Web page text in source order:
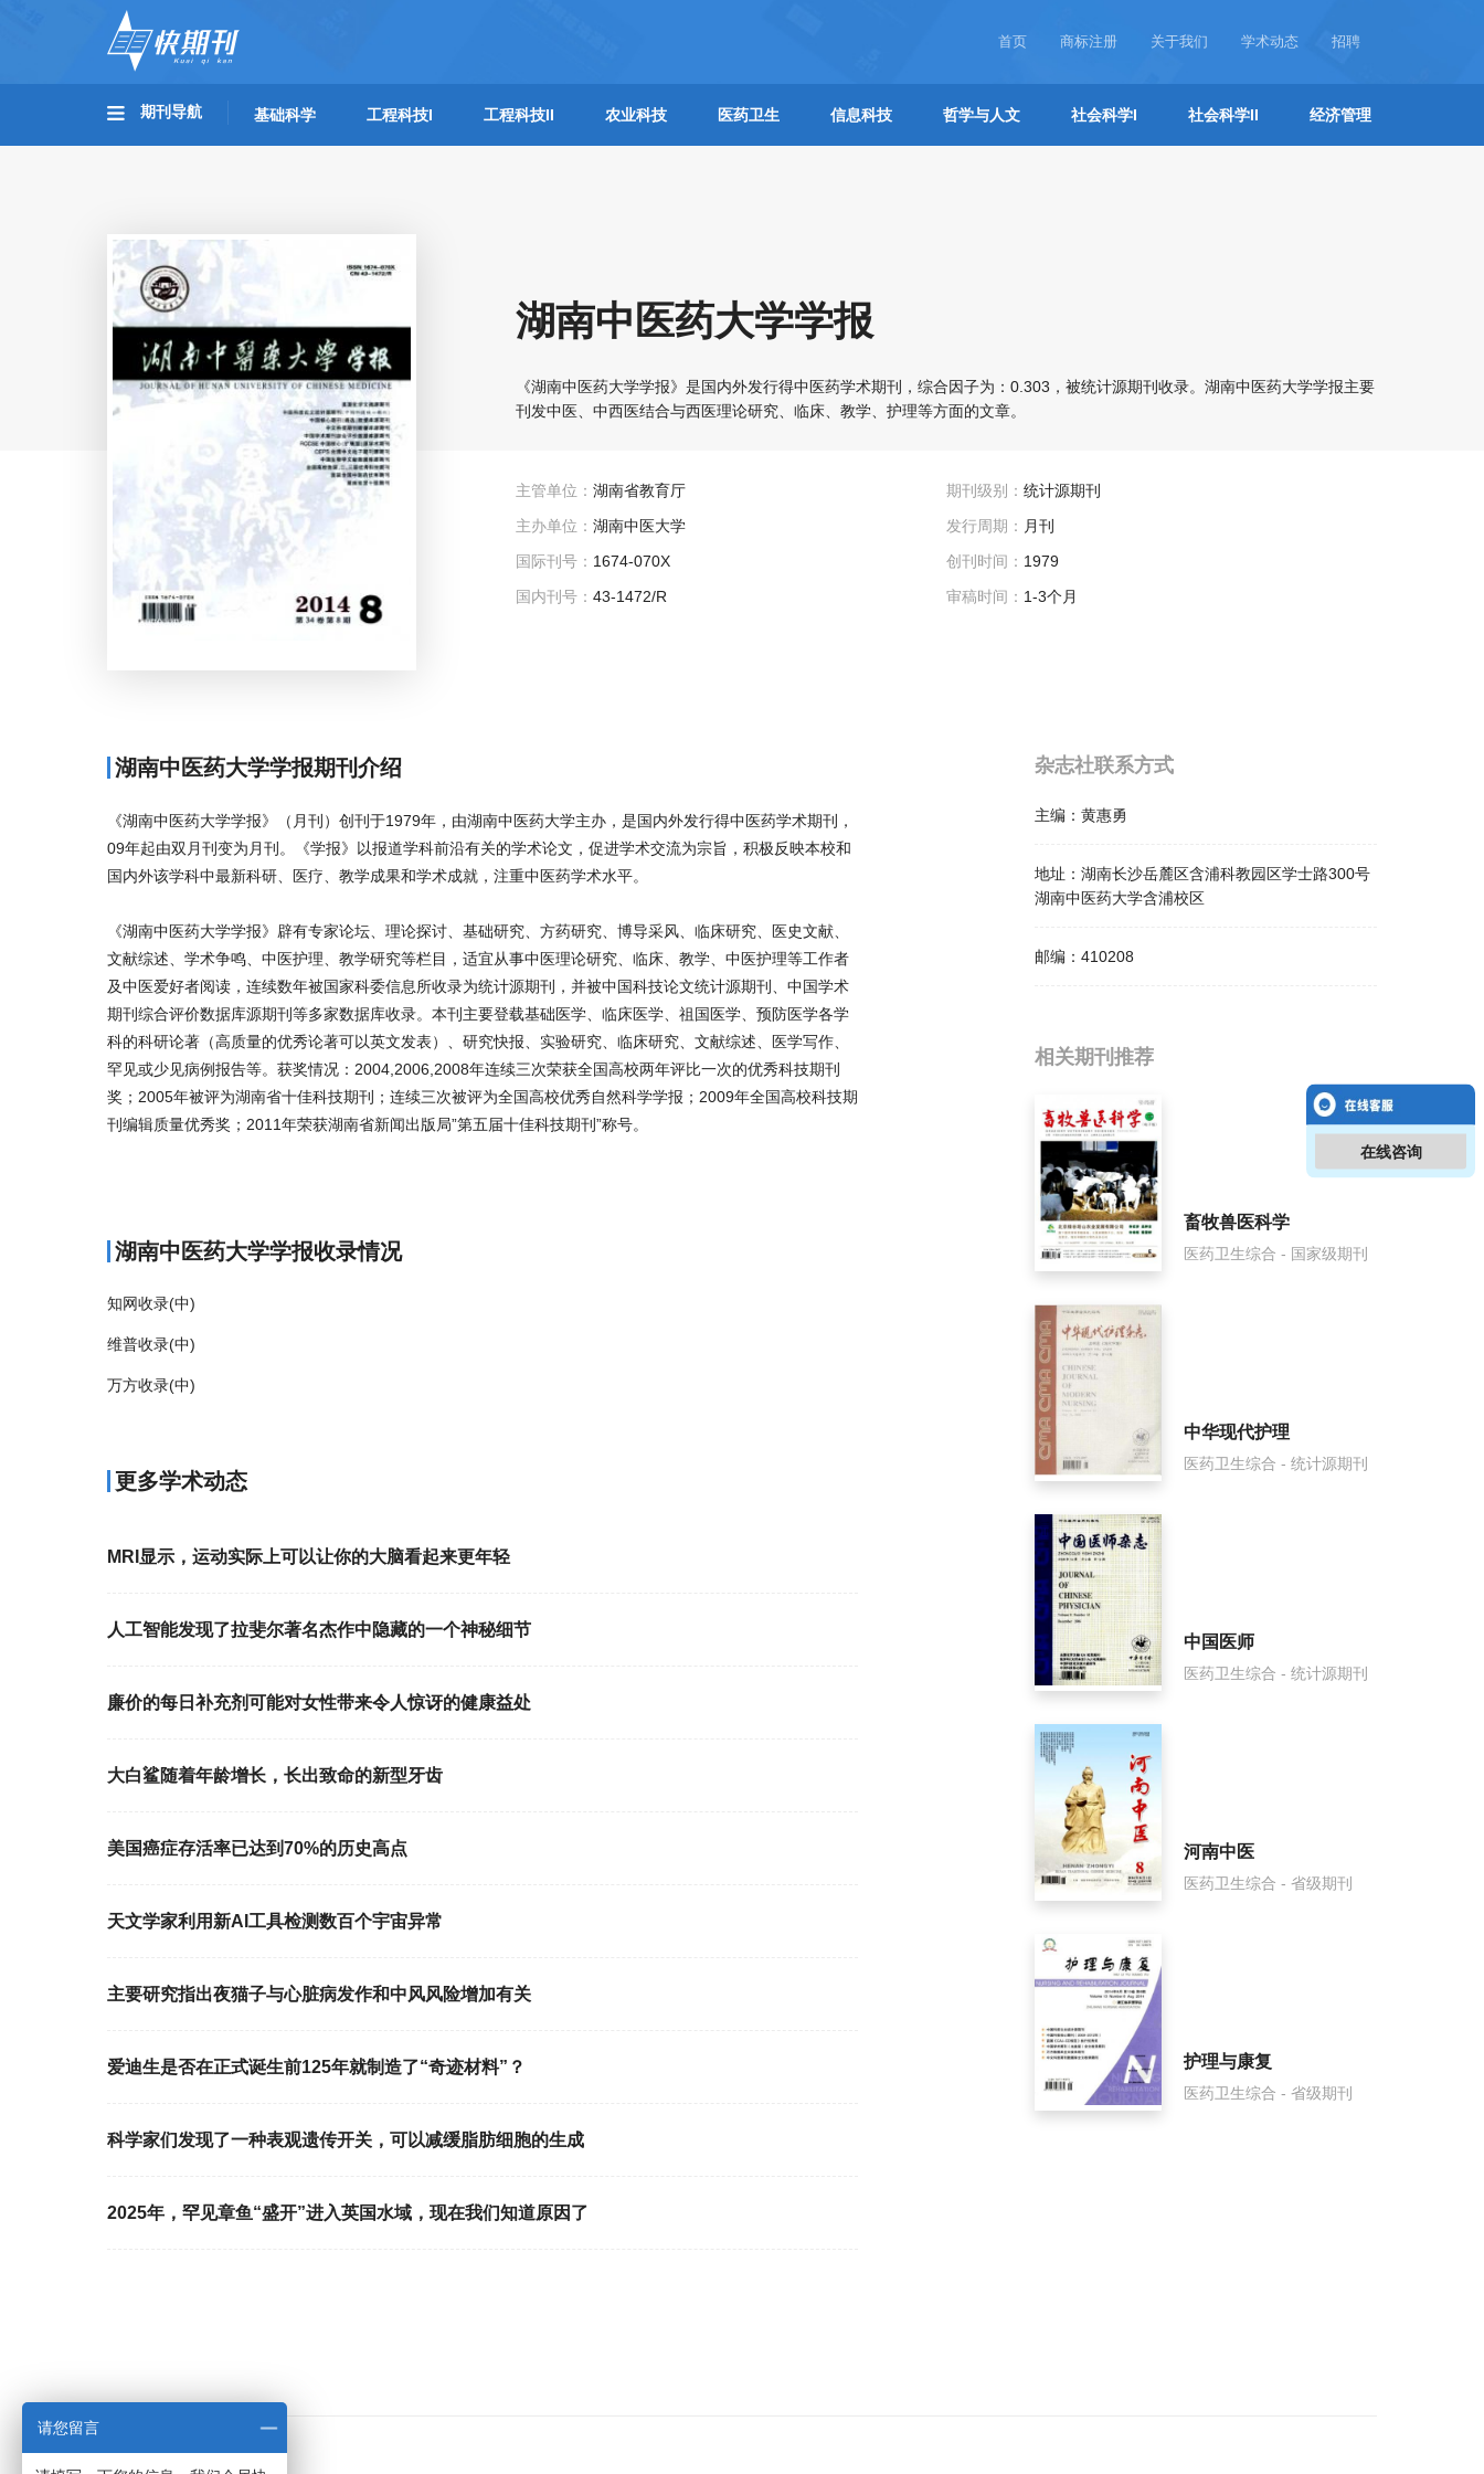
首页 商标注册 关于我们 学术动态 招聘
期刊导航 基础科学 工程科技I 工程科技II 农业科技 医药卫生 信息科技 哲学与人文 社会科学I 社会科学II 经济管理
湖南中医药大学学报
《湖南中医药大学学报》是国内外发行得中医药学术期刊，综合因子为：0.303，被统计源期刊收录。湖南中医药大学学报主要
刊发中医、中西医结合与西医理论研究、临床、教学、护理等方面的文章。
主管单位： 湖南省教育厅
主办单位： 湖南中医大学
国际刊号： 1674-070X
国内刊号： 43-1472/R
期刊级别： 统计源期刊
发行周期： 月刊
创刊时间： 1979
审稿时间： 1-3个月
湖南中医药大学学报期刊介绍
《湖南中医药大学学报》（月刊）创刊于1979年，由湖南中医药大学主办，是国内外发行得中医药学术期刊，
09年起由双月刊变为月刊。《学报》以报道学科前沿有关的学术论文，促进学术交流为宗旨，积极反映本校和
国内外该学科中最新科研、医疗、教学成果和学术成就，注重中医药学术水平。
《湖南中医药大学学报》辟有专家论坛、理论探讨、基础研究、方药研究、博导采风、临床研究、医史文献、
文献综述、学术争鸣、中医护理、教学研究等栏目，适宜从事中医理论研究、临床、教学、中医护理等工作者
及中医爱好者阅读，连续数年被国家科委信息所收录为统计源期刊，并被中国科技论文统计源期刊、中国学术
期刊综合评价数据库源期刊等多家数据库收录。本刊主要登载基础医学、临床医学、祖国医学、预防医学各学
科的科研论著（高质量的优秀论著可以英文发表）、研究快报、实验研究、临床研究、文献综述、医学写作、
罕见或少见病例报告等。获奖情况：2004,2006,2008年连续三次荣获全国高校两年评比一次的优秀科技期刊
奖；2005年被评为湖南省十佳科技期刊；连续三次被评为全国高校优秀自然科学学报；2009年全国高校科技期
刊编辑质量优秀奖；2011年荣获湖南省新闻出版局”第五届十佳科技期刊”称号。
湖南中医药大学学报收录情况
知网收录(中)
维普收录(中)
万方收录(中)
更多学术动态
MRI显示，运动实际上可以让你的大脑看起来更年轻
人工智能发现了拉斐尔著名杰作中隐藏的一个神秘细节
廉价的每日补充剂可能对女性带来令人惊讶的健康益处
大白鲨随着年龄增长，长出致命的新型牙齿
美国癌症存活率已达到70%的历史高点
天文学家利用新AI工具检测数百个宇宙异常
主要研究指出夜猫子与心脏病发作和中风风险增加有关
爱迪生是否在正式诞生前125年就制造了“奇迹材料”？
科学家们发现了一种表观遗传开关，可以减缓脂肪细胞的生成
2025年，罕见章鱼“盛开”进入英国水域，现在我们知道原因了
杂志社联系方式
主编： 黄惠勇
地址： 湖南长沙岳麓区含浦科教园区学士路300号
湖南中医药大学含浦校区
邮编： 410208
相关提问
湖南中医药大学学报影响因子是多少？
湖南中医药大学学报怎么样？
湖南中医药大学学报面费如何收取？
湖南中医药大学学报是什么级别刊物？
湖南中医药大学学报审稿要多久？
湖南中医药大学学报是国家级期刊吗？
相关期刊推荐
畜牧兽医科学
医药卫生综合 - 国家级期刊
中华现代护理
医药卫生综合 - 统计源期刊
中国医师
医药卫生综合 - 统计源期刊
河南中医
医药卫生综合 - 省级期刊
护理与康复
医药卫生综合 - 省级期刊
在线咨询
请您留言